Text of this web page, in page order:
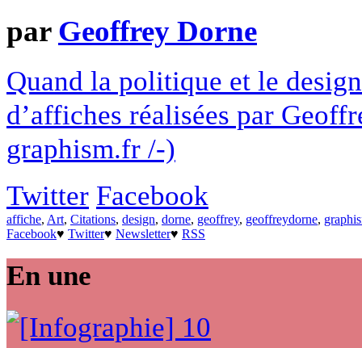
par Geoffrey Dorne
Quand la politique et le
d’affiches réalisées par
graphism.fr /-)
Twitter Facebook
affiche, Art, Citations, design, dorne, geoffrey, geoffreydorne,
Facebook♥ Twitter♥ Newsletter♥ RSS
En une